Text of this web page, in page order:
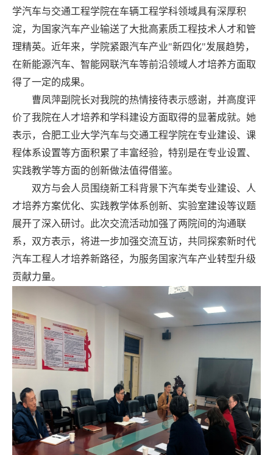
学汽车与交通工程学院在车辆工程学科领域具有深厚积
淀，为国家汽车产业输送了大批高素质工程技术人才和管
理精英。近年来，学院紧跟汽车产业"新四化"发展趋势，
在新能源汽车、智能网联汽车等前沿领域人才培养方面取
得了一定的成果。
曹凤萍副院长对我院的热情接待表示感谢，并高度评
价了我院在人才培养和学科建设方面取得的显著成就。她
表示，合肥工业大学汽车与交通工程学院在专业建设、课
程体系设置等方面积累了丰富经验，特别是在专业设置、
实践教学等方面的创新做法值得借鉴。
双方与会人员围绕新工科背景下汽车类专业建设、人
才培养方案优化、实践教学体系创新、实验室建设等议题
展开了深入研讨。此次交流活动加强了两院间的沟通联
系，双方表示，将进一步加强交流互访，共同探索新时代
汽车工程人才培养新路径，为服务国家汽车产业转型升级
贡献力量。